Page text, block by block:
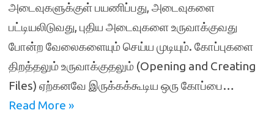
அடைவுகளுக்குள் பயணிப்பது, அடைவுகளை
பட்டியலிடுவது, புதிய அடைவுகளை உருவாக்குவது
போன்ற வேலைகளையும் செய்ய முடியும். கோப்புகளை
திறத்தலும் உருவாக்குதலும் (Opening and Creating
Files) ஏற்கனவே இருக்கக்கூடிய ஒரு கோப்பை…
Read More »